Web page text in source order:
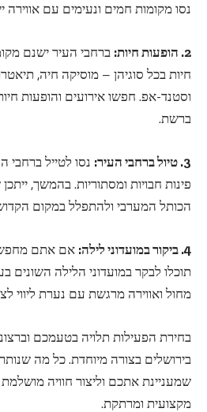
נסו מקומות חמים ונעימים עם אווירה
2. הופעות חיות:
ברחבי העיר ישנם
חיות בכל סוגיהן – מוסיקה חיה,
וסטנד-אפ. חפשו אירועים והופעות
ברשת.
3. טיול ברחבי העיר:
נסו לטייל ברחבי
פינות חבויות ומסתוריות. בהמשך,
הכותל המערבי ולהתפלל במקום
4. ביקור במועדוני לילה:
אם אתם
תוכלו לבקר במועדוני הלילה השונים
מחול ואווירה מרגשת עם נערת ליווי
בחירת הפעילות תלויה בטעמכם
בירושלים בצורה מיוחדת. כל מה
שמעניינת אתכם וליצור חוויה מושלמת
מקצועית ומרתקת.